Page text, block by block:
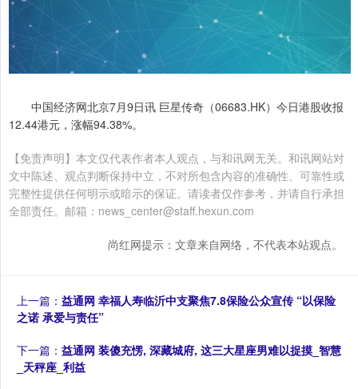
中国经济网北京7月9日讯 巨星传奇（06683.HK）今日港股收报
12.44港元，涨幅94.38%。
【免责声明】本文仅代表作者本人观点，与和讯网无关。和讯网站对
文中陈述、观点判断保持中立，不对所包含内容的准确性、可靠性或
完整性提供任何明示或暗示的保证。请读者仅作参考，并请自行承担
全部责任。邮箱：news_center@staff.hexun.com
尚红网提示：文章来自网络，不代表本站观点。
上一篇： 益通网 幸福人寿临沂中支聚焦7.8保险公众宣传 “以保险
之诺 承爱与责任”
下一篇： 益通网 装傻充愣, 深藏城府, 这三大星座男难以捉摸_智慧
_天秤座_利益